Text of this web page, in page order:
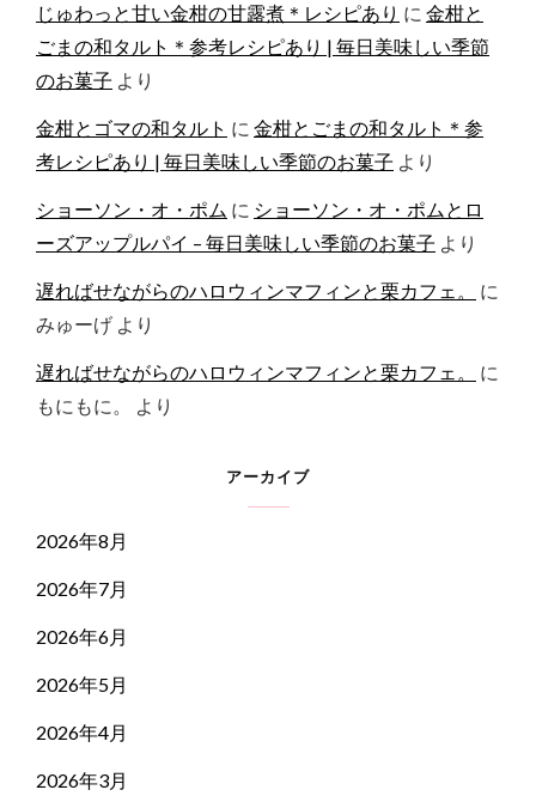
じゅわっと甘い金柑の甘露煮＊レシピあり に 金柑と
ごまの和タルト＊参考レシピあり | 毎日美味しい季節
のお菓子 より
金柑とゴマの和タルト に 金柑とごまの和タルト＊参
考レシピあり | 毎日美味しい季節のお菓子 より
ショーソン・オ・ポム に ショーソン・オ・ポムとロ
ーズアップルパイ – 毎日美味しい季節のお菓子 より
遅ればせながらのハロウィンマフィンと栗カフェ。
に
みゅーげ より
遅ればせながらのハロウィンマフィンと栗カフェ。
に
もにもに。
より
アーカイブ
2026年8月
2026年7月
2026年6月
2026年5月
2026年4月
2026年3月